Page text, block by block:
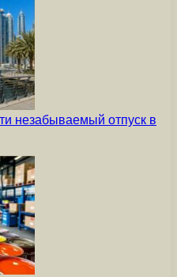
незабываемый отпуск в